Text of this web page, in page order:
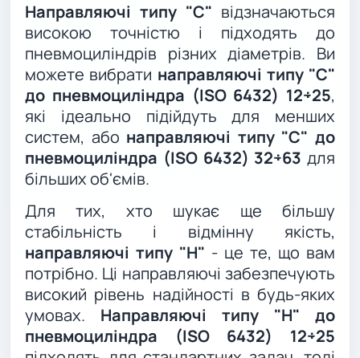
Направляючі типу "C" відзначаються
високою точністю і підходять до
пневмоциліндрів різних діаметрів. Ви
можете вибрати направляючі типу "C"
до пневмоциліндра (ISO 6432) 12÷25,
які ідеально підійдуть для менших
систем, або направляючі типу "C" до
пневмоциліндра (ISO 6432) 32÷63 для
більших об'ємів.
Для тих, хто шукає ще більшу
стабільність і відмінну якість,
направляючі типу "Н" - це те, що вам
потрібно. Ці направляючі забезпечують
високий рівень надійності в будь-яких
умовах. Направляючі типу "Н" до
пневмоциліндра (ISO 6432) 12÷25